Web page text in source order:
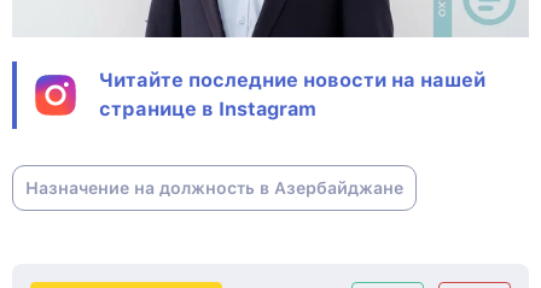
Читайте последние новости на нашей
странице в Instagram
Назначение на должность в Азербайджане